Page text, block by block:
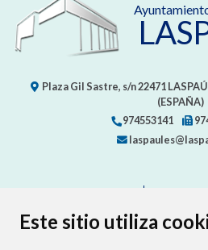
Este sitio utiliza
Plaza Gil Sastre, s/n22471
(ESPAÑA)
974553141
PROTECCIÓN DE DATOS
POLÍTICA DE